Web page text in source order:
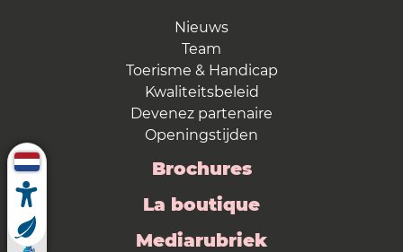
Nieuws
Team
Toerisme & Handicap
Kwaliteitsbeleid
Devenez partenaire
Openingstijden
Brochures
La boutique
Mediarubriek